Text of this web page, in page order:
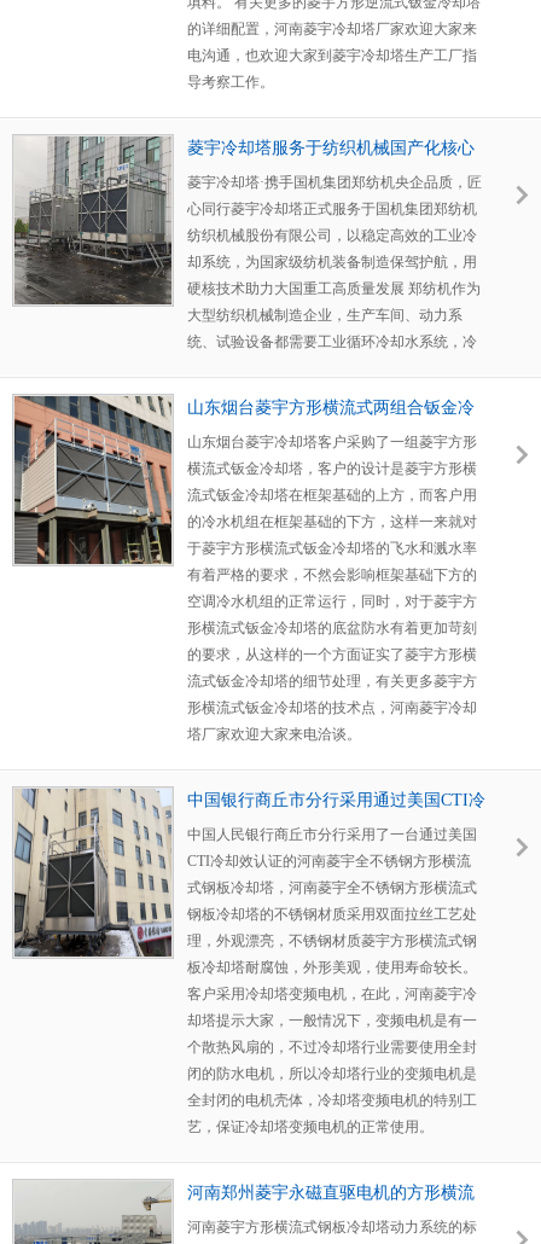
的详细配置，河南菱宇冷却塔厂家欢迎大家来
电沟通，也欢迎大家到菱宇冷却塔生产工厂指
导考察工作。
菱宇冷却塔服务于纺织机械国产化核心
标杆企业---郑纺机纺织机械厂
菱宇冷却塔·携手国机集团郑纺机央企品质，匠
心同行菱宇冷却塔正式服务于国机集团郑纺机
纺织机械股份有限公司，以稳定高效的工业冷
却系统，为国家级纺机装备制造保驾护航，用
硬核技术助力大国重工高质量发展 郑纺机作为
大型纺织机械制造企业，生产车间、动力系
统、试验设备都需要工业循环冷却水系统，冷
山东烟台菱宇方形横流式两组合钣金冷
却塔安装到位
山东烟台菱宇冷却塔客户采购了一组菱宇方形
横流式钣金冷却塔，客户的设计是菱宇方形横
流式钣金冷却塔在框架基础的上方，而客户用
的冷水机组在框架基础的下方，这样一来就对
于菱宇方形横流式钣金冷却塔的飞水和溅水率
有着严格的要求，不然会影响框架基础下方的
空调冷水机组的正常运行，同时，对于菱宇方
形横流式钣金冷却塔的底盆防水有着更加苛刻
的要求，从这样的一个方面证实了菱宇方形横
流式钣金冷却塔的细节处理，有关更多菱宇方
形横流式钣金冷却塔的技术点，河南菱宇冷却
塔厂家欢迎大家来电洽谈。
中国银行商丘市分行采用通过美国CTI冷
效认证的河南菱宇全不锈钢方形横流式
钢板冷却塔
中国人民银行商丘市分行采用了一台通过美国
CTI冷却效认证的河南菱宇全不锈钢方形横流
式钢板冷却塔，河南菱宇全不锈钢方形横流式
钢板冷却塔的不锈钢材质采用双面拉丝工艺处
理，外观漂亮，不锈钢材质菱宇方形横流式钢
板冷却塔耐腐蚀，外形美观，使用寿命较长。
客户采用冷却塔变频电机，在此，河南菱宇冷
却塔提示大家，一般情况下，变频电机是有一
个散热风扇的，不过冷却塔行业需要使用全封
闭的防水电机，所以冷却塔行业的变频电机是
全封闭的电机壳体，冷却塔变频电机的特别工
艺，保证冷却塔变频电机的正常使用。
河南郑州菱宇永磁直驱电机的方形横流
式钢板冷却塔安装完成
河南菱宇方形横流式钢板冷却塔动力系统的标